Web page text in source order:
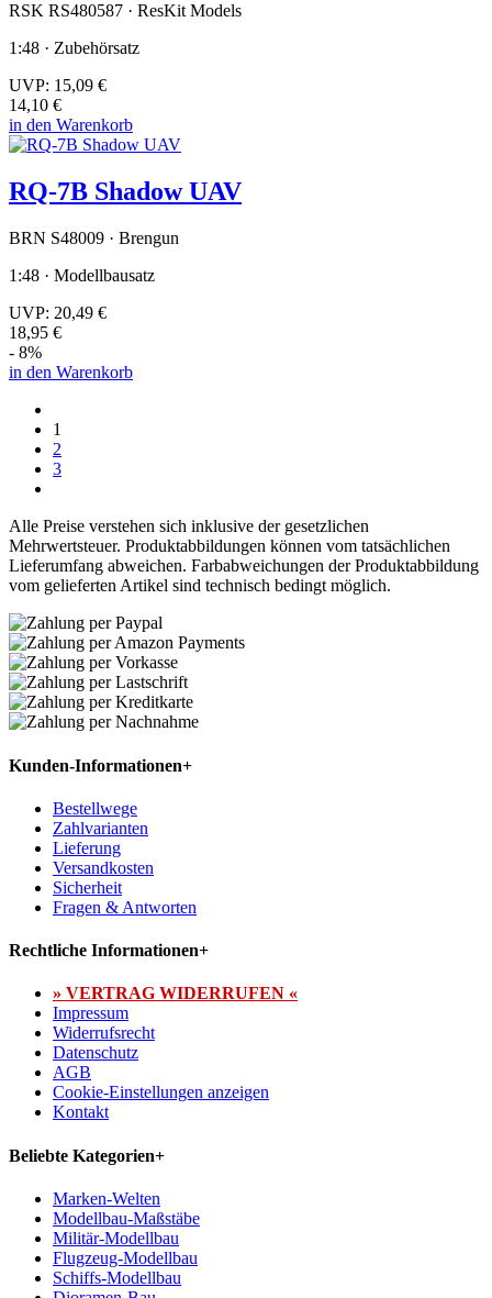
RSK RS480587 · ResKit Models
1:48 · Zubehörsatz
UVP: 15,09 €
14,10 €
in den Warenkorb
RQ-7B Shadow UAV
BRN S48009 · Brengun
1:48 · Modellbausatz
UVP: 20,49 €
18,95 €
- 8%
in den Warenkorb
1
2
3
Alle Preise verstehen sich inklusive der gesetzlichen
Mehrwertsteuer. Produktabbildungen können vom tatsächlichen
Lieferumfang abweichen. Farbabweichungen der Produktabbildung
vom gelieferten Artikel sind technisch bedingt möglich.
Kunden-Informationen+
Bestellwege
Zahlvarianten
Lieferung
Versandkosten
Sicherheit
Fragen & Antworten
Rechtliche Informationen+
» VERTRAG WIDERRUFEN «
Impressum
Widerrufsrecht
Datenschutz
AGB
Cookie-Einstellungen anzeigen
Kontakt
Beliebte Kategorien+
Marken-Welten
Modellbau-Maßstäbe
Militär-Modellbau
Flugzeug-Modellbau
Schiffs-Modellbau